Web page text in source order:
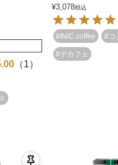
（1）
¥3,078税込
#INIC coffee #コ
#デカフェ